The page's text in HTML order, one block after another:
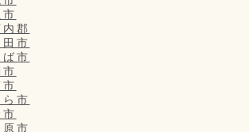
市
郡
田市
市
市
市
市